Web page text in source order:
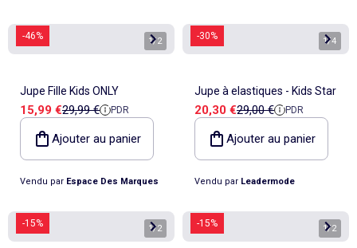
-46% 1/2
Jupe Fille Kids ONLY
Prix de vente
15,99 €Prix de référence
29,99 € PDR
Ajouter au panier
Vendu par Espace Des Marques
-30% 1/4
Jupe à elastiques - Kids Star
Prix de vente
20,30 €Prix de référence
29,00 € PDR
Ajouter au panier
Vendu par Leadermode
-15% 1/2 -15% 1/2